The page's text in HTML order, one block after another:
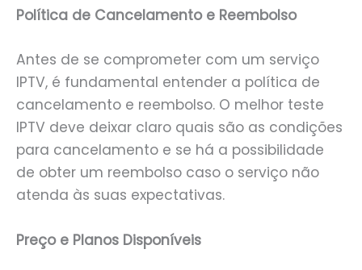
Política de Cancelamento e Reembolso
Antes de se comprometer com um serviço
IPTV, é fundamental entender a política de
cancelamento e reembolso. O melhor teste
IPTV deve deixar claro quais são as condições
para cancelamento e se há a possibilidade
de obter um reembolso caso o serviço não
atenda às suas expectativas.
Preço e Planos Disponíveis